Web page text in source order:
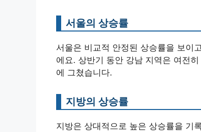
서울의 상승률
서울은 비교적 안정된 상승률을 보이
에요. 상반기 동안 강남 지역은 여전
에 그쳤습니다.
지방의 상승률
지방은 상대적으로 높은 상승률을 기